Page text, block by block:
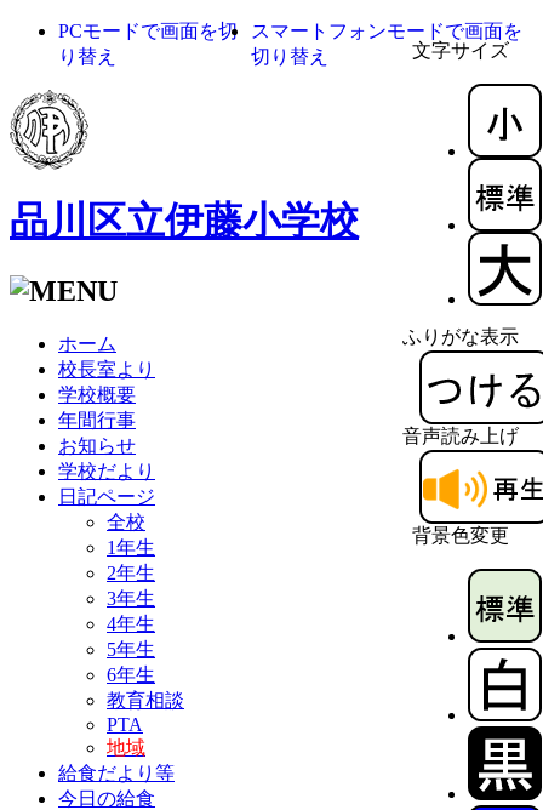
文字サイズ
ふりがな表示
音声読み上げ
背景色変更
PCモードで画面を切
り替え
スマートフォンモードで画面を
切り替え
品川区立伊藤小学校
ホーム
校長室より
学校概要
年間行事
お知らせ
学校だより
日記ページ
全校
1年生
2年生
3年生
4年生
5年生
6年生
教育相談
PTA
地域
給食だより等
今日の給食